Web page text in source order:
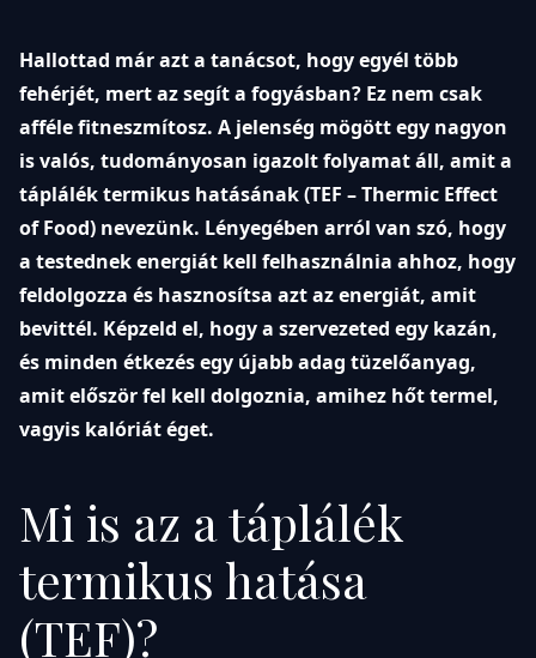
Hallottad már azt a tanácsot, hogy egyél több
fehérjét, mert az segít a fogyásban? Ez nem csak
afféle fitneszmítosz. A jelenség mögött egy nagyon
is valós, tudományosan igazolt folyamat áll, amit a
táplálék termikus hatásának (TEF – Thermic Effect
of Food) nevezünk. Lényegében arról van szó, hogy
a testednek energiát kell felhasználnia ahhoz, hogy
feldolgozza és hasznosítsa azt az energiát, amit
bevittél. Képzeld el, hogy a szervezeted egy kazán,
és minden étkezés egy újabb adag tüzelőanyag,
amit először fel kell dolgoznia, amihez hőt termel,
vagyis kalóriát éget.
Mi is az a táplálék
termikus hatása
(TEF)?